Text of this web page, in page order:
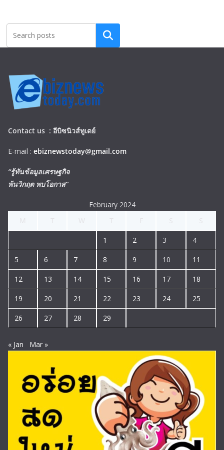
Search
Contact us : อีบิซนิวส์ทูเดย์
E-mail : ebiznewstoday@gmail.com
“รู้ทันข้อมูลเศรษฐกิจ
พ้นวิกฤต พบโอกาส”
February 2024
1 2 3 4
5 6 7 8 9 10 11
12 13 14 15 16 17 18
19 20 21 22 23 24 25
26 27 28 29
« Jan Mar »